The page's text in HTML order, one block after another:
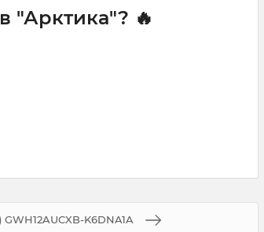
"Арктика"? 🔥
K6DNA1A